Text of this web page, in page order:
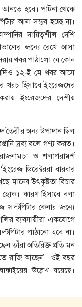
হবে। পাটনা থেকে
আনা সম্ভব হচ্ছে না।
দায়িত্বশীল দেশি
জন্যে রেখে আসা
খবর পাঠালো যে কোন
১২-ই মে খবর আসে
খরচ হিসাবে ইংরেজদের
ইংরেজদের দেশীয়
তৈরীর অন্য উপাদান ছিল
দ্রব্য বলে গণ্য করত।
ও শলাপরামর্শ
ডিরেক্টররা বারবার
মানের উৎকৃষ্টতা বিচার
হোক। কারণ হিসাবে বলা
সল্টপিটার কেনার জন্যে
ব্যবসায়ীরা একযোগে
পাঠানো হবে না।
তাঁরা অতিরিক্ত প্রতি মন
রাজি আছেন’। ওই বছর
উল্লেখ রয়েছে।